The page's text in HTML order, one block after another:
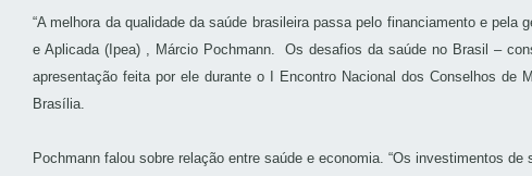
“A melhora da qualidade da saúde brasileira passa pelo financiamento e
e Aplicada (Ipea) , Márcio Pochmann. Os desafios da saúde no Brasil –
apresentação feita por ele durante o I Encontro Nacional dos Conselhos de
Brasília.
Pochmann falou sobre relação entre saúde e economia. “Os investimentos